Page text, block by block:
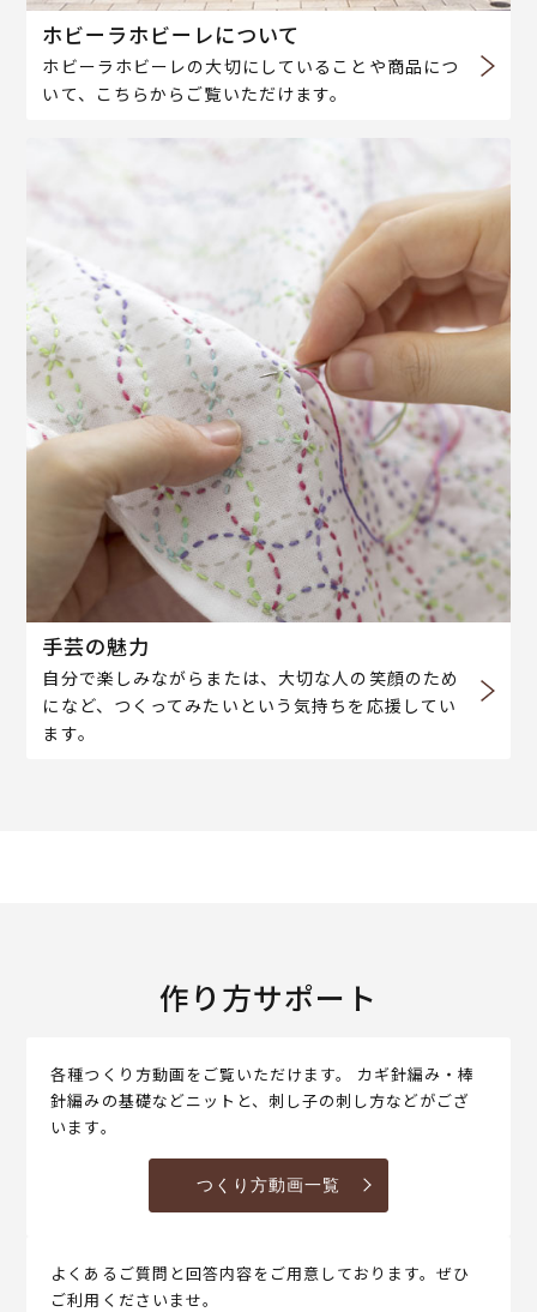
ホビーラホビーレについて
ホビーラホビーレの大切にしていることや商品につ
いて、こちらからご覧いただけます。
手芸の魅力
自分で楽しみながらまたは、大切な人の笑顔のため
になど、つくってみたいという気持ちを応援してい
ます。
作り方サポート
各種つくり方動画をご覧いただけます。 カギ針編み・棒
針編みの基礎などニットと、刺し子の刺し方などがござ
います。
つくり方動画一覧
よくあるご質問と回答内容をご用意しております。ぜひ
ご利用くださいませ。